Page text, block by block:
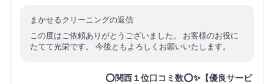
まかせるクリーニングの返信
この度はご依頼ありがとうございました。 お客様のお役に
たてて光栄です。 今後ともよろしくお願いいたします。
⭕関西１位口コミ数⭕✨【優良サービ